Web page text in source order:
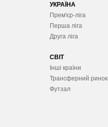
УКРАЇНА
Прем'єр-ліга
Перша ліга
Друга ліга
СВІТ
Інші країни
Трансферний ринок
Футзал